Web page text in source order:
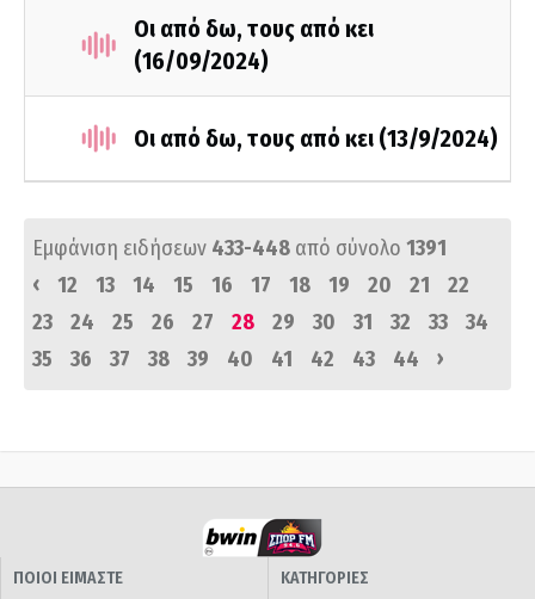
Οι από δω, τους από κει
(16/09/2024)
Οι από δω, τους από κει (13/9/2024)
Εμφάνιση ειδήσεων 433-448 από σύνολο 1391
‹
12 13 14 15 16 17 18 19 20 21
22
23
24 25 26 27 28 29 30 31 32 33
34
35
36 37 38 39 40 41 42 43 44 ›
ΠΟΙΟΙ ΕΙΜΑΣΤΕ
ΚΑΤΗΓΟΡΙΕΣ